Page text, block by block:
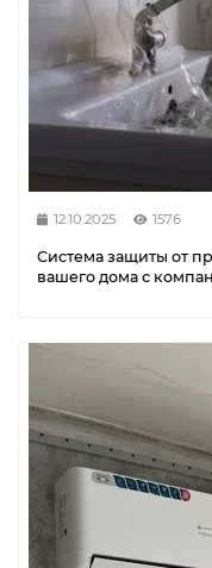
12.10.2025 1576
Система защиты от
вашего дома с